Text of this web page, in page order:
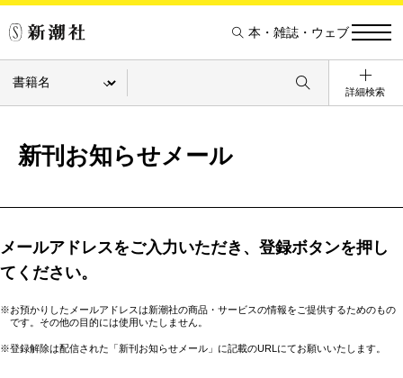
本・雑誌・ウェブ
詳細検索
新刊お知らせメール
メールアドレスをご入力いただき、登録ボタンを押し
てください。
※お預かりしたメールアドレスは新潮社の商品・サービスの情報をご提供するためのもの
です。その他の目的には使用いたしません。
※登録解除は配信された「新刊お知らせメール」に記載のURLにてお願いいたします。